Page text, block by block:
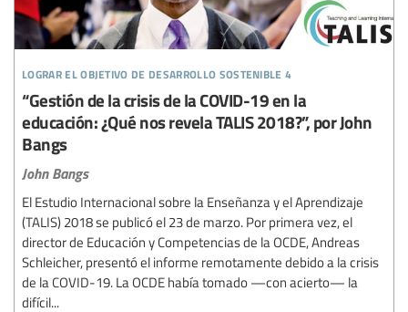
lograr el objetivo de desarrollo sostenible 4
“Gestión de la crisis de la COVID-19 en la
educación: ¿Qué nos revela TALIS 2018?”, por John
Bangs
John Bangs
El Estudio Internacional sobre la Enseñanza y el Aprendizaje
(TALIS) 2018 se publicó el 23 de marzo. Por primera vez, el
director de Educación y Competencias de la OCDE, Andreas
Schleicher, presentó el informe remotamente debido a la crisis
de la COVID-19. La OCDE había tomado —con acierto— la
difícil...